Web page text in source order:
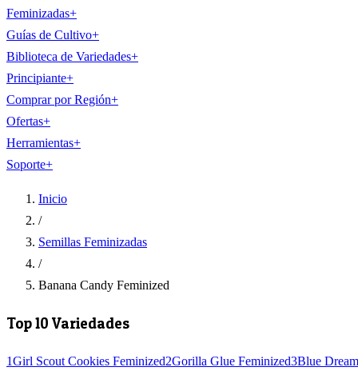
Feminizadas+
Guías de Cultivo+
Biblioteca de Variedades+
Principiante+
Comprar por Región+
Ofertas+
Herramientas+
Soporte+
Inicio
/
Semillas Feminizadas
/
Banana Candy Feminized
Top 10 Variedades
1Girl Scout Cookies Feminized2Gorilla Glue Feminized3Blue Dream